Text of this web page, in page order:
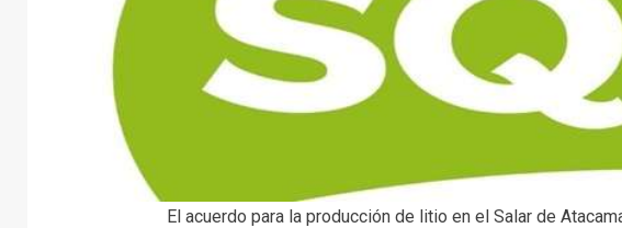
El acuerdo para la producción de litio en el Salar de